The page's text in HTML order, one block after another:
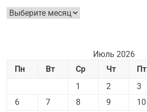
Архив
новостей
Июль 2026
Пн
Вт Ср Чт Пт
1
2 3
6
7 8 9 10